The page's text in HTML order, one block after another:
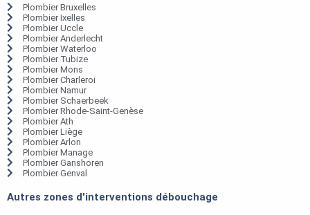
Plombier Bruxelles
Plombier Ixelles
Plombier Uccle
Plombier Anderlecht
Plombier Waterloo
Plombier Tubize
Plombier Mons
Plombier Charleroi
Plombier Namur
Plombier Schaerbeek
Plombier Rhode-Saint-Genèse
Plombier Ath
Plombier Liège
Plombier Arlon
Plombier Manage
Plombier Ganshoren
Plombier Genval
Autres zones d'interventions débouchage